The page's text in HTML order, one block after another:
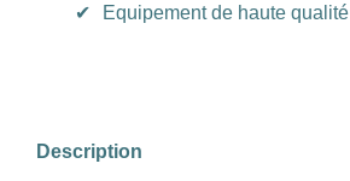
✔
Equipement de haute qualité
Description